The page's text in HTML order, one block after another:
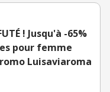
! Jusqu'à -65%
pour femme
Luisaviaroma